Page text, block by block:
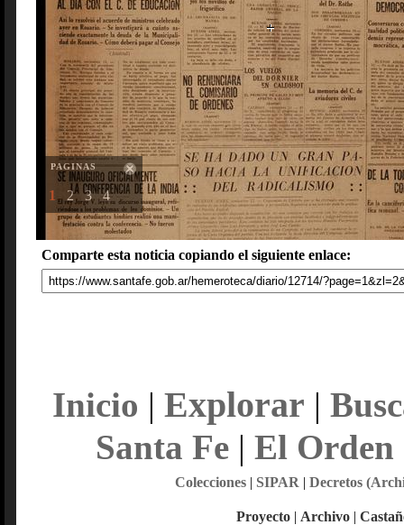
PAGINAS
1 2 3 4
Comparte esta noticia copiando el siguiente enlace:
Inicio | Explorar |
Santa Fe| El Orden
Colecciones| SIPAR | Decretos
Proyecto | Archivo |